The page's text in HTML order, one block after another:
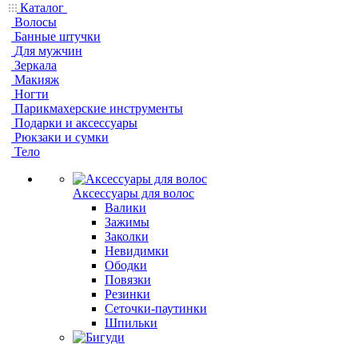
Каталог
Волосы
Банные штучки
Для мужчин
Зеркала
Макияж
Ногти
Парикмахерские инструменты
Подарки и аксессуары
Рюкзаки и сумки
Тело
Аксессуары для волос
Валики
Зажимы
Заколки
Невидимки
Ободки
Повязки
Резинки
Сеточки-паутинки
Шпильки